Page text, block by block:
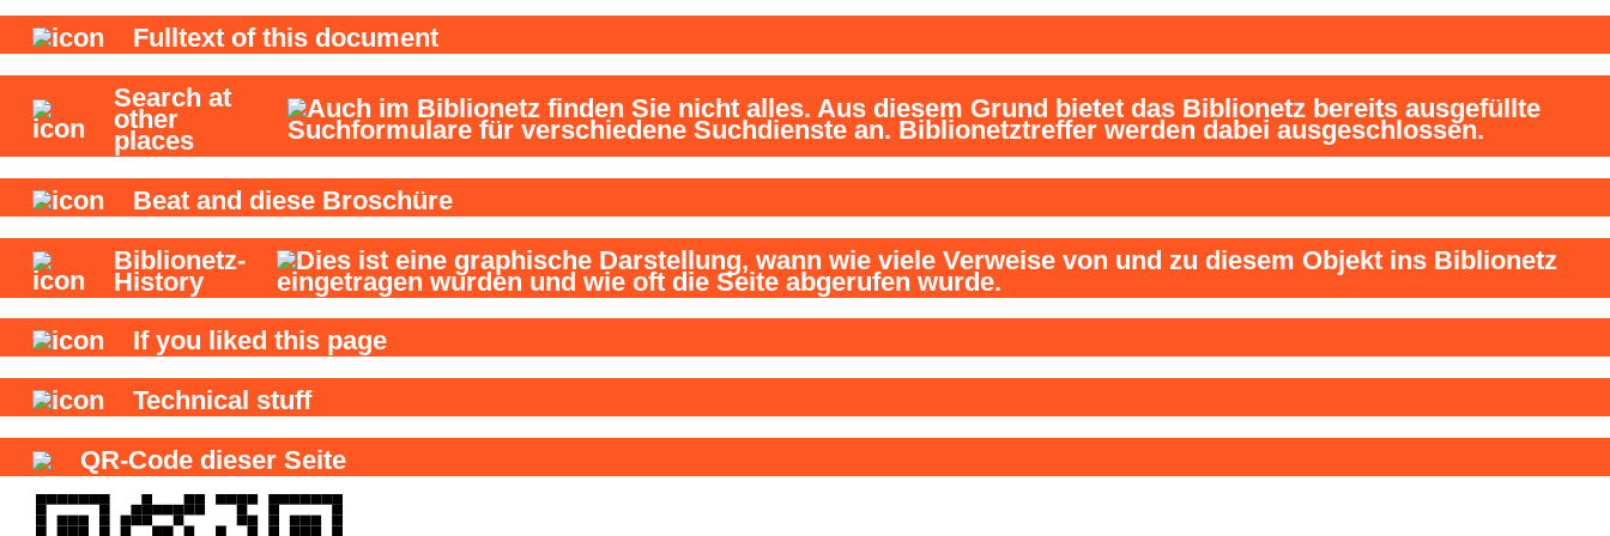
Fulltext of this document
Search at
other
places
Beat and diese Broschüre
Biblionetz-
History
If you liked this page
Technical stuff
QR-Code dieser Seite